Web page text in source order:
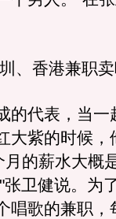
、香港兼职
表，当一
大紫的时候，
的薪水大概
卫健说。为
唱歌的兼职，